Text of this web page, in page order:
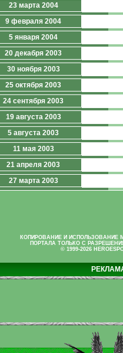
23 марта 2004
9 февраля 2004
5 января 2004
20 декабря 2003
30 ноября 2003
25 октября 2003
24 сентября 2003
19 августа 2003
5 августа 2003
11 мая 2003
21 апреля 2003
27 марта 2003
КОПИРОВАНИЕ И ИСПОЛЬЗОВАНИЕ
ПОРТАЛА ТОЛЬКО С
© 1999-2026